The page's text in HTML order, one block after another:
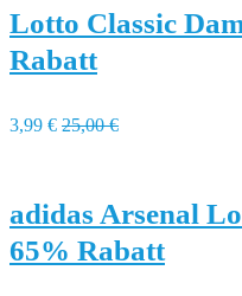
Lotto Classic
Rabatt
3,99 € 25,00 €
adidas Arsenal
65% Rabatt